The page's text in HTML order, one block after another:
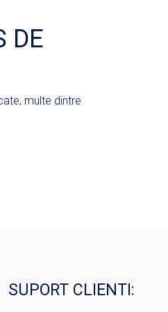
DE
multe dintre
SUPORT CLIENTI: